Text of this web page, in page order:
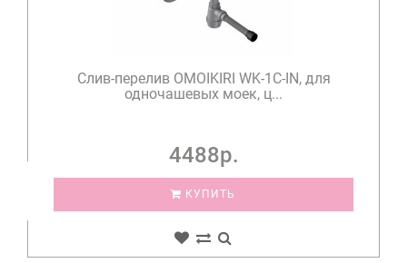
Слив-перелив OMOIKIRI WK-1C-IN, для
одночашевых моек, ц...
4488р.
КУПИТЬ